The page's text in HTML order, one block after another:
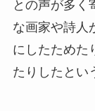
との声が多く
な画家や詩人
にしたためた
たりしたとい